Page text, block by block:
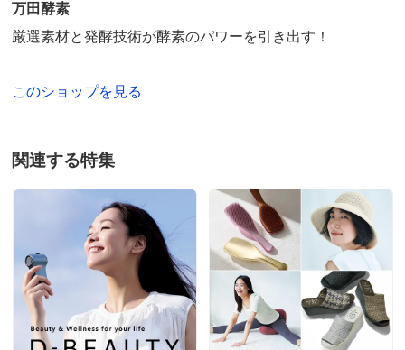
メントは簡単で良いですね！
お酢は、躰に良いと思いますので、続けてみようと思い
2023/03/21
兵庫県 40代男性
届いてから、５日朝飲んでみてなんとなくいい感じだと
言っていました。疲れたら栄養ドリンクを飲むという習
慣でしたが、その回数が減り身体の疲れが軽減される気
がするとの事。身体の為、続けてみようと思います。
よかったらまた報告します。
2022/05/06
万田酵素
厳選素材と発酵技術が酵素のパワーを引き出す！
このショップを見る
関連する特集